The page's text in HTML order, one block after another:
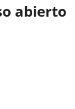
abierto